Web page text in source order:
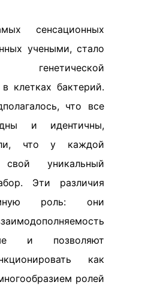
сенсационных
учеными, стало
клетках бактерий.
что все
и идентичны,
что у каждой
уникальный
Эти различия
роль: они
и позволяют
как
ролей